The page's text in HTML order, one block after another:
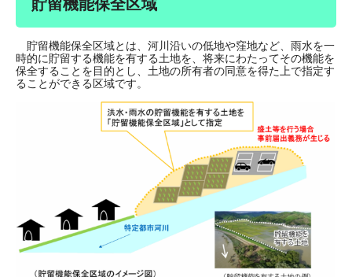
貯留機能保全区域
貯留機能保全区域とは、河川沿いの低地や窪地など、雨水を一
時的に貯留する機能を有する土地を、将来にわたってその機能を
保全することを目的とし、土地の所有者の同意を得た上で指定す
ることができる区域です。